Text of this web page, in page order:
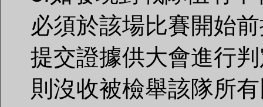
必須於該場比賽開始
提交證據供大會進行
則沒收被檢舉該隊所